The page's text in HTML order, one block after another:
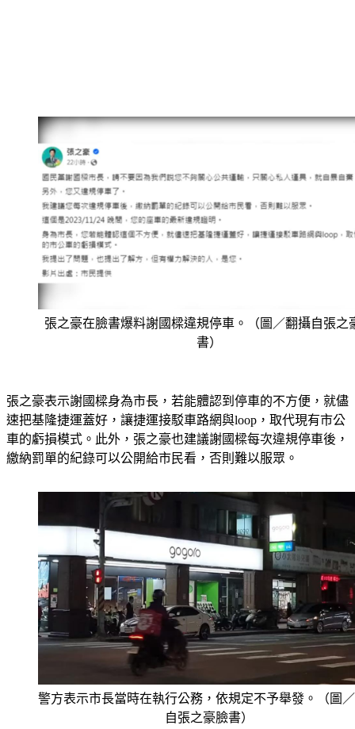
書）
速把基隆捷運蓋好，讓捷運接駁車路網與loop，取代現有市公
車的虧損模式。此外，張之豪也建議謝國樑每次違規停車後，
繳納罰單的紀錄可以公開給市民看，否則難以服眾。
警方表示市長當時在執行公務，依規定不予舉發。（圖
自張之豪臉書）